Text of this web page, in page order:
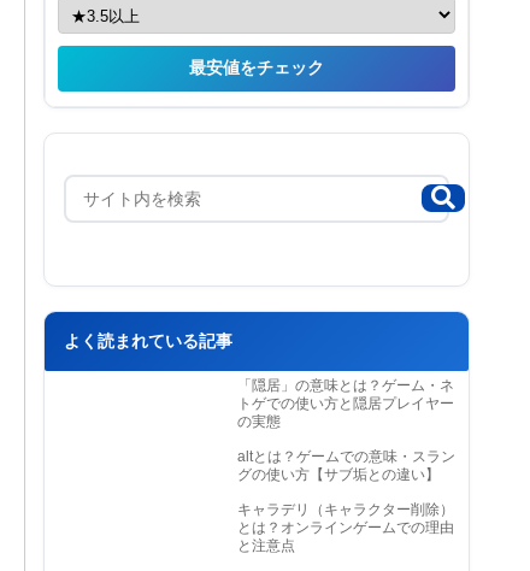
最安値をチェック
よく読まれている記事
「隠居」の意味とは？ゲーム・ネ
トゲでの使い方と隠居プレイヤー
の実態
altとは？ゲームでの意味・スラン
グの使い方【サブ垢との違い】
キャラデリ（キャラクター削除）
とは？オンラインゲームでの理由
と注意点